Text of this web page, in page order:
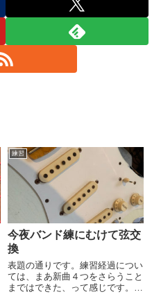
練習
今夜バンド練にむけて弦交
換
表題の通りです。練習経過につい
ては、まあ新曲４つをさらうこと
まではできた、って感じです。聴